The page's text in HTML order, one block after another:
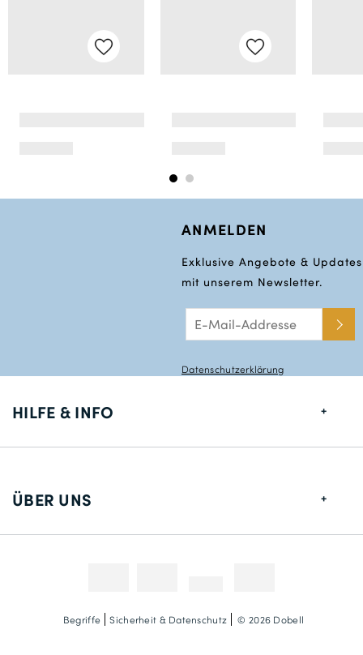
ANMELDEN
Exklusive Angebote & Updates
mit unserem Newsletter.
Datenschutzerklärung
HILFE & INFO
Lieferung
ÜBER UNS
Fotokredit
Begriffe Sicherheit & Datenschutz © 2026 Dobell